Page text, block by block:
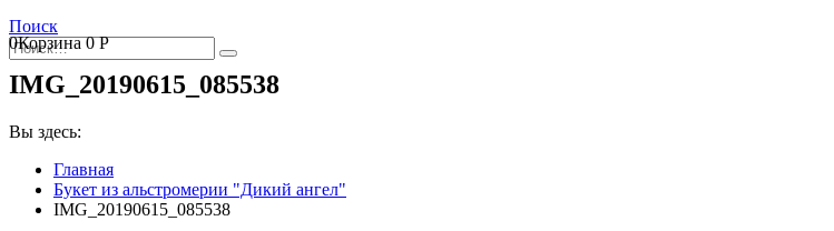
Поиск
0Корзина0Р
IMG_20190615_085538
Вы здесь:
Главная
Букет из альстромерии "Дикий ангел"
IMG_20190615_085538